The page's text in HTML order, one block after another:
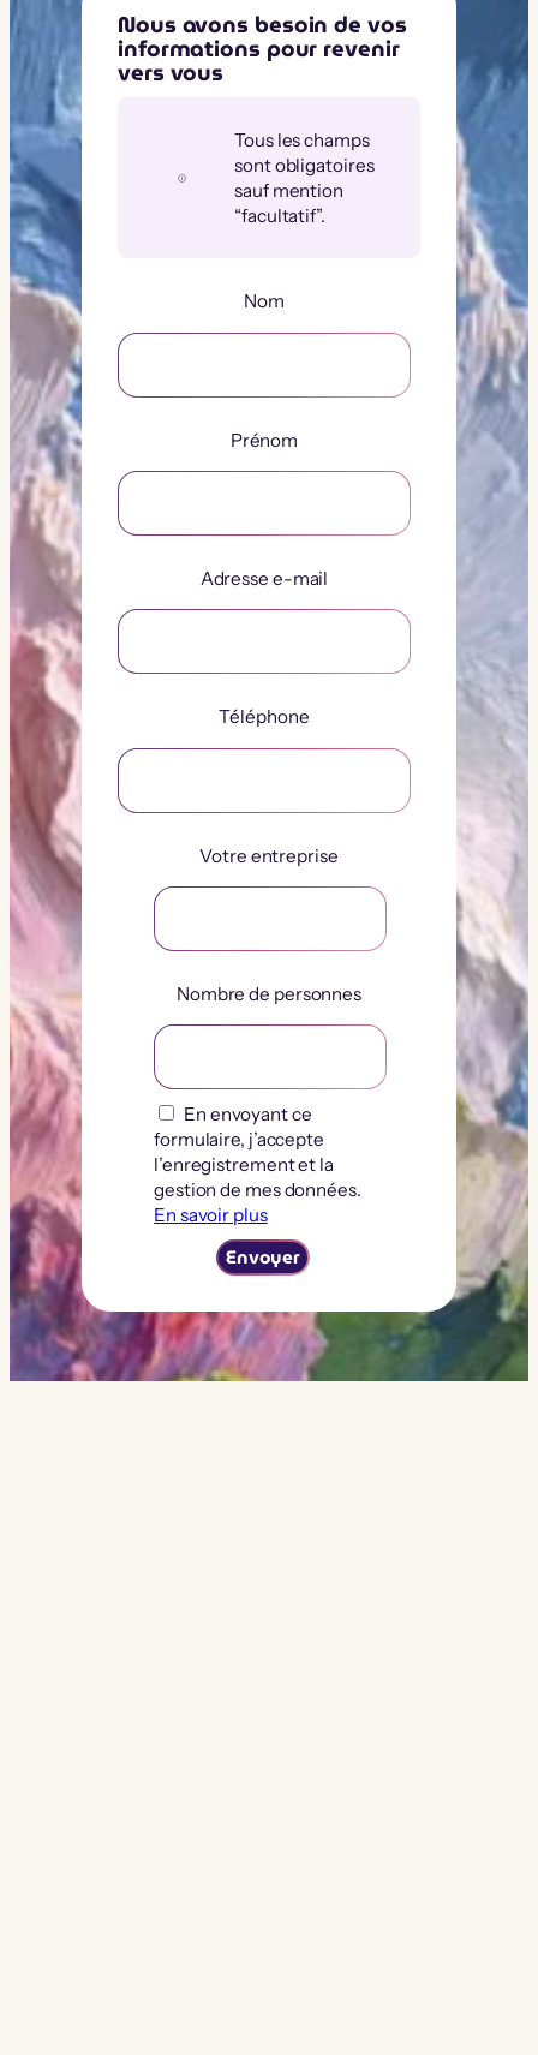
Nous avons besoin de vos
informations pour revenir
vers vous
Tous les champs
sont obligatoires
sauf mention
“facultatif”.
Nom
Prénom
Adresse e-mail
Téléphone
Votre entreprise
Nombre de personnes
En envoyant ce
formulaire, j’accepte
l’enregistrement et la
gestion de mes données.
En savoir plus